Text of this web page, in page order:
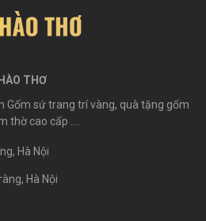
THƠ
Gốm sứ trang trí vàng, quà tặng gốm
thờ cao cấp ....
Hà Nội
Hà Nội